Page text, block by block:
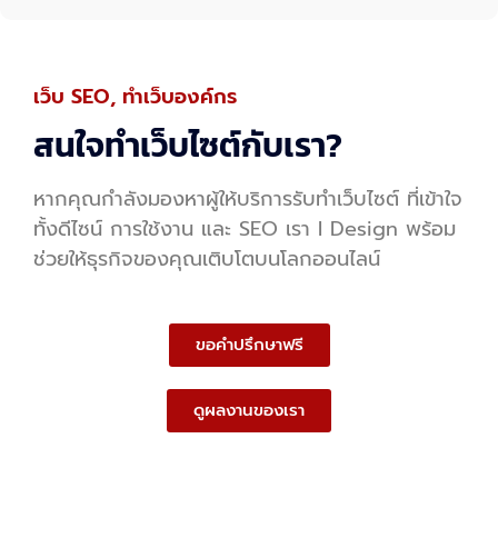
เว็บ SEO, ทำเว็บองค์กร
สนใจทำเว็บไซต์กับเรา?
หากคุณกำลังมองหาผู้ให้บริการรับทำเว็บไซต์ ที่เข้าใจ
ทั้งดีไซน์ การใช้งาน และ SEO เรา I Design พร้อม
ช่วยให้ธุรกิจของคุณเติบโตบนโลกออนไลน์
ขอคำปรึกษาฟรี
ดูผลงานของเรา